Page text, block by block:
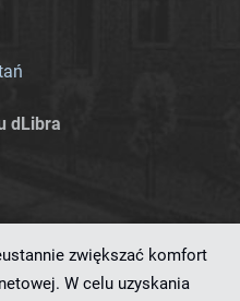
dLibra
zwiększać komfort
W celu uzyskania